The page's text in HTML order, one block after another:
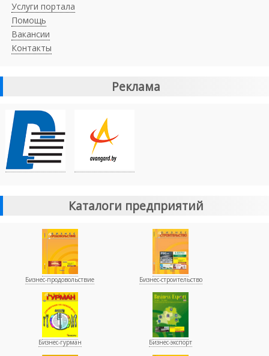
Услуги портала
Помощь
Вакансии
Контакты
Реклама
Каталоги предприятий
Бизнес-продовольствие Бизнес-строительство
Бизнес-гурман Бизнес-экспорт